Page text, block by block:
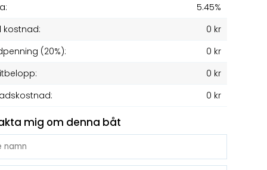
5.45%
kostnad:
0 kr
(20%):
0 kr
0 kr
0 kr
mig om denna båt